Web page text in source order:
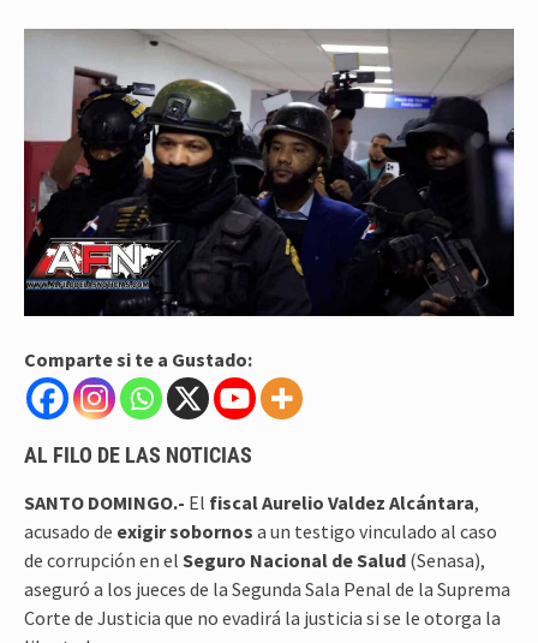
Comparte si te a Gustado:
AL FILO DE LAS NOTICIAS
SANTO DOMINGO.- El fiscal Aurelio Valdez Alcántara,
acusado de exigir sobornos a un testigo vinculado al caso
de corrupción en el Seguro Nacional de Salud (Senasa),
aseguró a los jueces de la Segunda Sala Penal de la Suprema
Corte de Justicia que no evadirá la justicia si se le otorga la